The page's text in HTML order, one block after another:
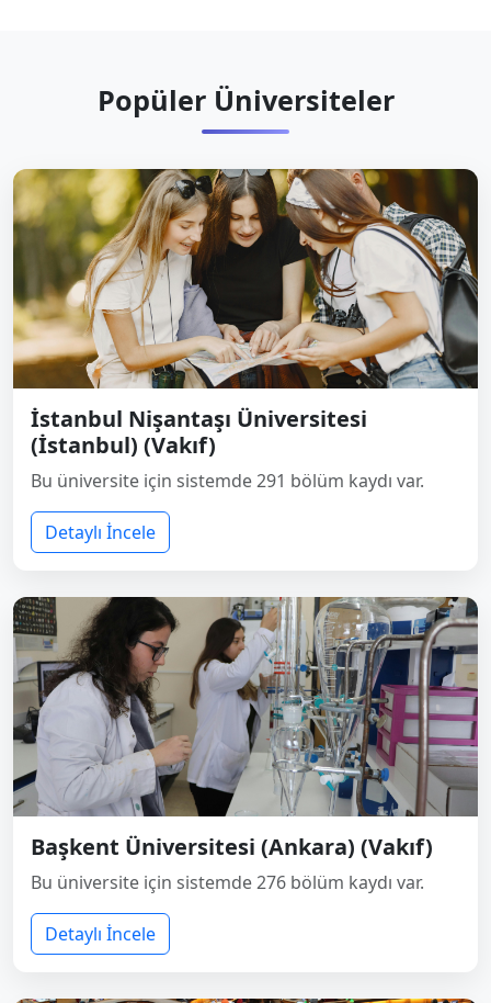
Popüler Üniversiteler
İstanbul Nişantaşı Üniversitesi
(İstanbul) (Vakıf)
Bu üniversite için sistemde 291 bölüm kaydı var.
Detaylı İncele
Başkent Üniversitesi (Ankara) (Vakıf)
Bu üniversite için sistemde 276 bölüm kaydı var.
Detaylı İncele